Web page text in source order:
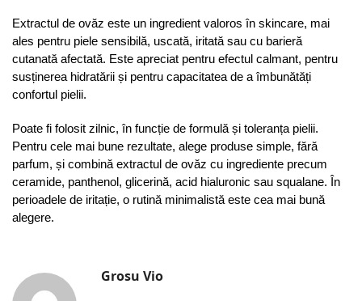
Extractul de ovăz este un ingredient valoros în skincare, mai
ales pentru piele sensibilă, uscată, iritată sau cu barieră
cutanată afectată. Este apreciat pentru efectul calmant, pentru
susținerea hidratării și pentru capacitatea de a îmbunătăți
confortul pielii.
Poate fi folosit zilnic, în funcție de formulă și toleranța pielii.
Pentru cele mai bune rezultate, alege produse simple, fără
parfum, și combină extractul de ovăz cu ingrediente precum
ceramide, panthenol, glicerină, acid hialuronic sau squalane. În
perioadele de iritație, o rutină minimalistă este cea mai bună
alegere.
Grosu Vio